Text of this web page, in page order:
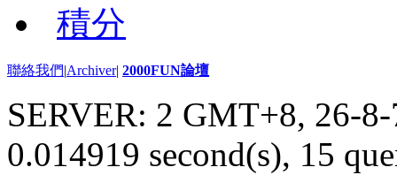
積分
聯絡我們|Archiver| 2000FUN論壇
SERVER: 2 GMT+8, 26-
0.014919 second(s), 15